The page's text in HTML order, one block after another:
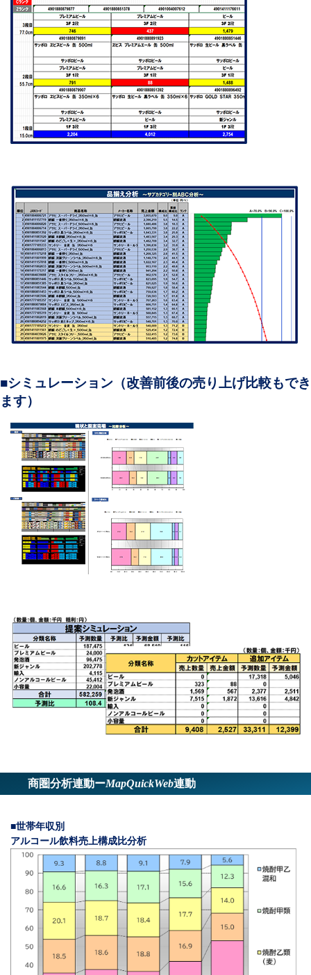
■シミュレーション（改善前後の売り上げ比較もでき
ます）
商圏分析連動ーMapQuickWeb連動
■世帯年収別
アルコール飲料売上構成比分析